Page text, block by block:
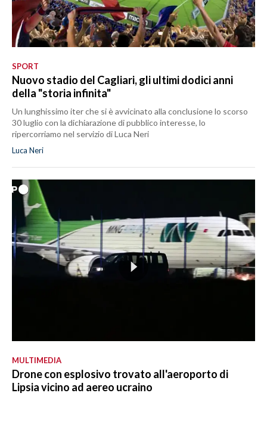
SPORT
Nuovo stadio del Cagliari, gli ultimi dodici anni
della "storia infinita"
Un lunghissimo iter che si è avvicinato alla conclusione lo scorso
30 luglio con la dichiarazione di pubblico interesse, lo
ripercorriamo nel servizio di Luca Neri
Luca Neri
MULTIMEDIA
Drone con esplosivo trovato all'aeroporto di
Lipsia vicino ad aereo ucraino